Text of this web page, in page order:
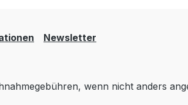
Newsletter
wenn nicht anders